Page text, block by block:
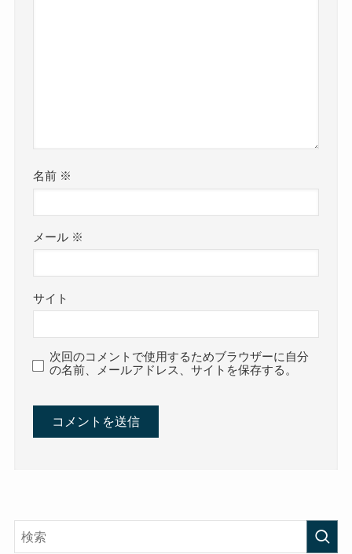
名前 ※
メール ※
サイト
次回のコメントで使用するためブラウザーに自分
の名前、メールアドレス、サイトを保存する。